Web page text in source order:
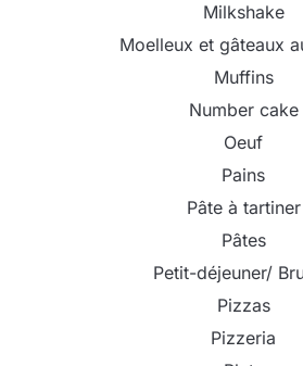
Milkshake
Moelleux et gâteaux
Muffins
Number cake
Oeuf
Pains
Pâte à tartiner
Pâtes
Petit-déjeuner/
Pizzas
Pizzeria